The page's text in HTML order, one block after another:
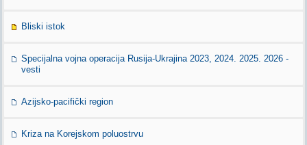
Bliski istok
Specijalna vojna operacija Rusija-Ukrajina 2023, 2024. 2025. 2026 -
vesti
Azijsko-pacifički region
Kriza na Korejskom poluostrvu